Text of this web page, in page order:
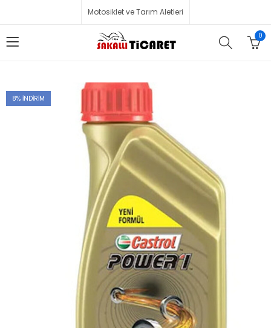
Motosiklet ve Tarım Aletleri
0
8% İNDIRIM